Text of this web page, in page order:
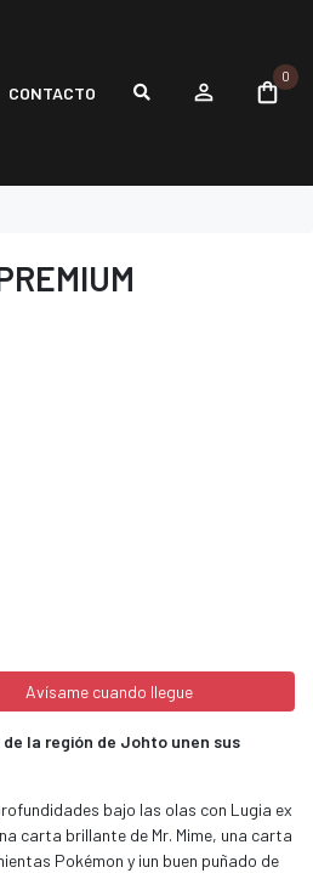
CONTACTO
0
Avísame cuando llegue
la región de Johto unen sus
bajo las olas con Lugia ex
carta brillante de Mr. Mime, una carta
Pokémon y ¡un buen puñado de